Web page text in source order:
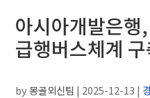
아시아개발은행
급행버스체계
by몽골외신팀 | 2025-12-13 |